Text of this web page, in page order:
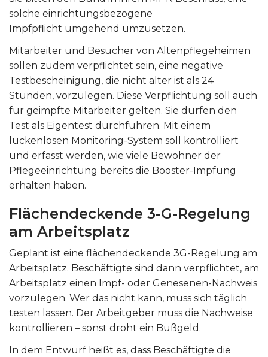
solche einrichtungsbezogene
Impfpflicht umgehend umzusetzen.
Mitarbeiter und Besucher von Altenpflegeheimen
sollen zudem verpflichtet sein, eine negative
Testbescheinigung, die nicht älter ist als 24
Stunden, vorzulegen. Diese Verpflichtung soll auch
für geimpfte Mitarbeiter gelten. Sie dürfen den
Test als Eigentest durchführen. Mit einem
lückenlosen Monitoring-System soll kontrolliert
und erfasst werden, wie viele Bewohner der
Pflegeeinrichtung bereits die Booster-Impfung
erhalten haben.
Flächendeckende 3-G-Regelung
am Arbeitsplatz
Geplant ist eine flächendeckende 3G-Regelung am
Arbeitsplatz. Beschäftigte sind dann verpflichtet, am
Arbeitsplatz einen Impf- oder Genesenen-Nachweis
vorzulegen. Wer das nicht kann, muss sich täglich
testen lassen. Der Arbeitgeber muss die Nachweise
kontrollieren – sonst droht ein Bußgeld.
In dem Entwurf heißt es, dass Beschäftigte die